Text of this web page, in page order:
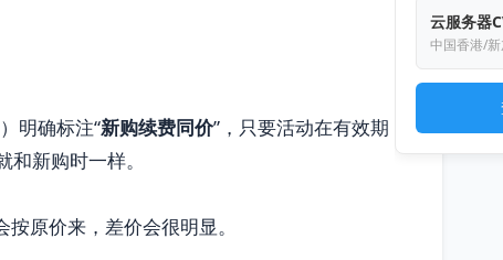
明确标注“新购续费同价”，只要活动在有效期
新购时一样。
原价来，差价会很明显。
云服务器
中国香港/